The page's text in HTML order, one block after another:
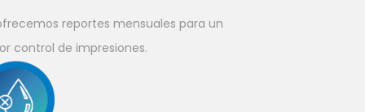
reportes mensuales para un
control de impresiones.